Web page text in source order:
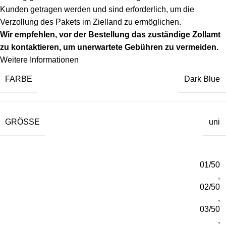
Kunden getragen werden und sind erforderlich, um die
Verzollung des Pakets im Zielland zu ermöglichen.
Wir empfehlen, vor der Bestellung das zuständige Zollamt
zu kontaktieren, um unerwartete Gebühren zu vermeiden.
Weitere Informationen
FARBE Dark Blue
GRÖSSE uni
01/50
,
02/50
,
03/50
,